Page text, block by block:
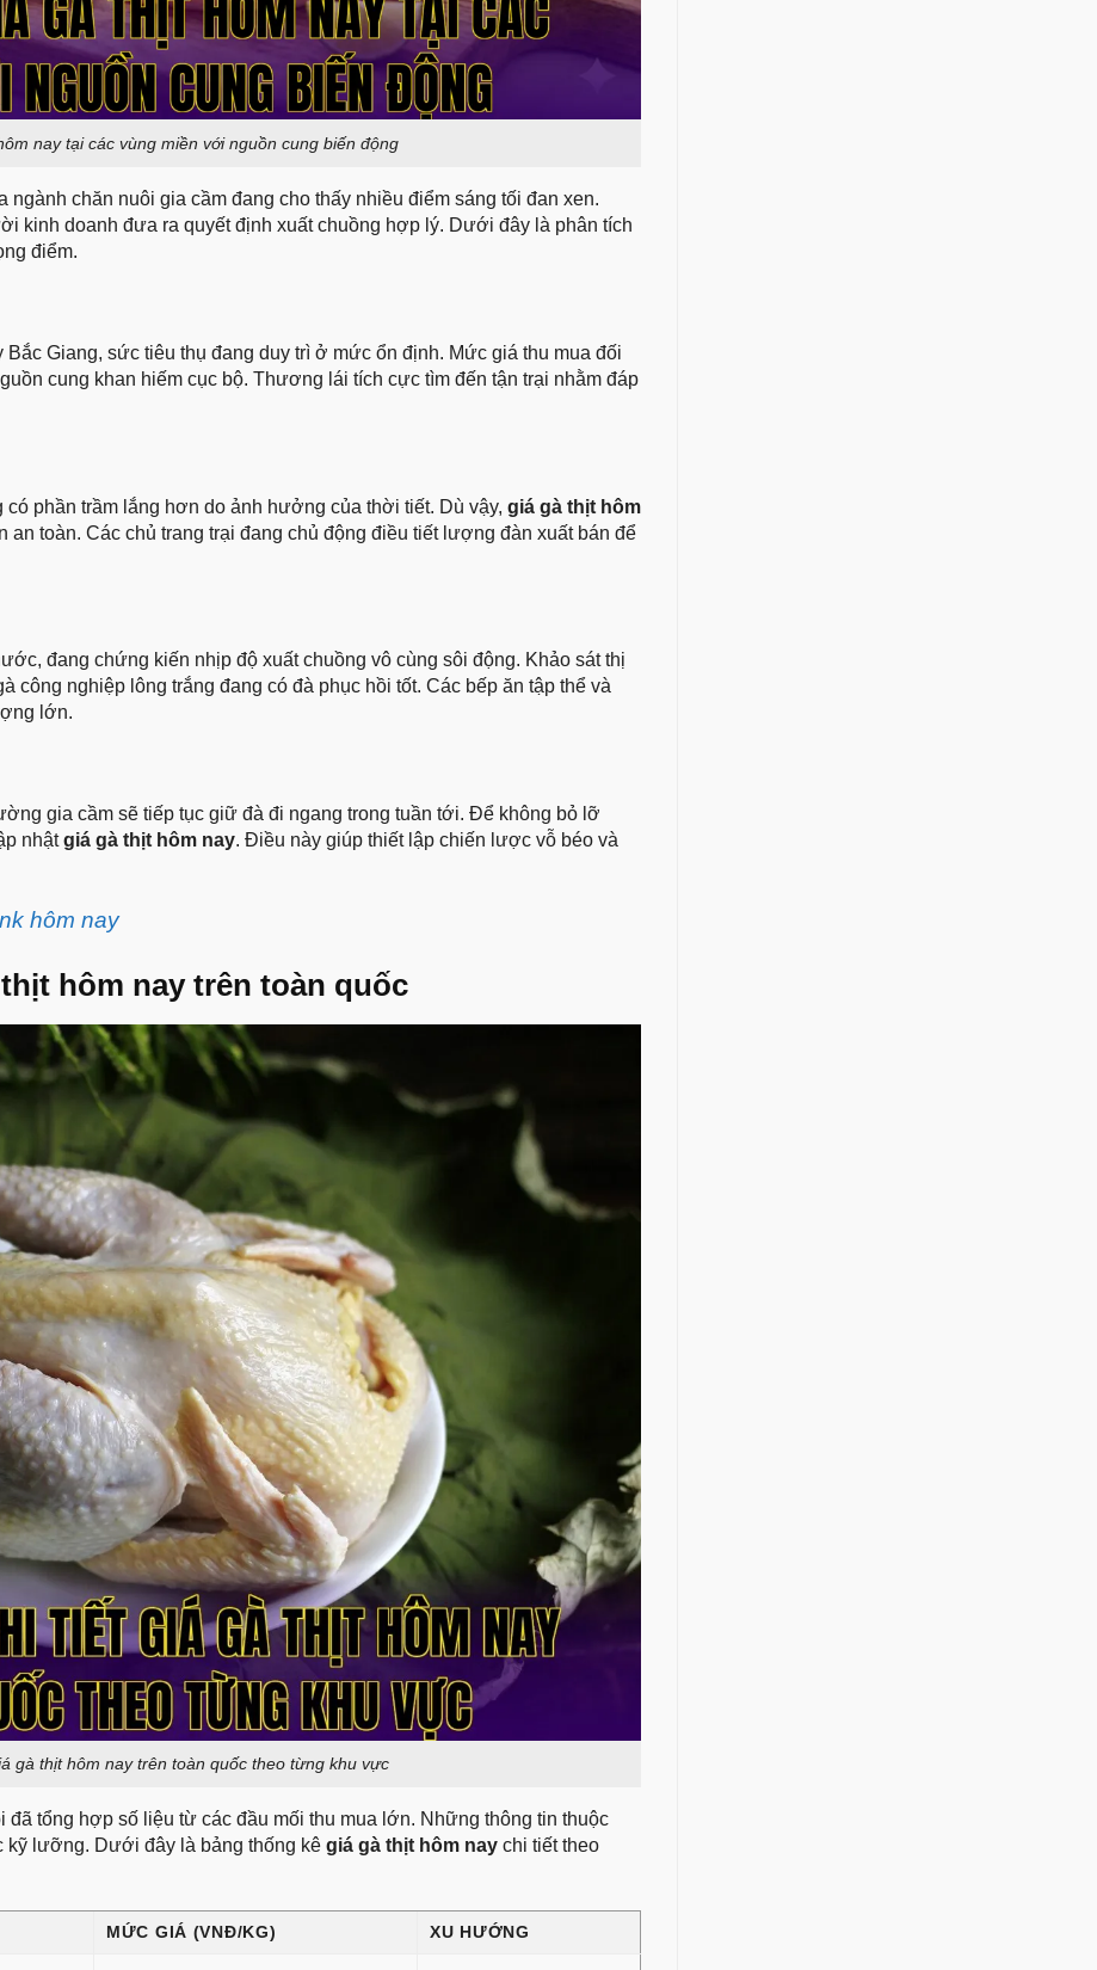
nay tại các vùng miền với nguồn cung biến động
chăn nuôi gia cầm đang cho thấy nhiều điểm sáng tối đan xen.
kinh doanh đưa ra quyết định xuất chuồng hợp lý. Dưới đây là phân tích
điểm.
Giang, sức tiêu thụ đang duy trì ở mức ổn định. Mức giá thu mua đối
cung khan hiếm cục bộ. Thương lái tích cực tìm đến tận trại nhằm đáp
phần trầm lắng hơn do ảnh hưởng của thời tiết. Dù vậy, giá gà thịt hôm
toàn. Các chủ trang trại đang chủ động điều tiết lượng đàn xuất bán để
đang chứng kiến nhịp độ xuất chuồng vô cùng sôi động. Khảo sát thị
nghiệp lông trắng đang có đà phục hồi tốt. Các bếp ăn tập thể và
lớn.
gia cầm sẽ tiếp tục giữ đà đi ngang trong tuần tới. Để không bỏ lỡ
nhậtgiá gà thịt hôm nay. Điều này giúp thiết lập chiến lược vỗ béo và
hôm nay
hôm nay trên toàn quốc
gà thịt hôm nay trên toàn quốc theo từng khu vực
tổng hợp số liệu từ các đầu mối thu mua lớn. Những thông tin thuộc
kỹ lưỡng. Dưới đây là bảng thống kê giá gà thịt hôm nay chi tiết theo
MỨC GIÁ (VNĐ/KG) XU HƯỚNG